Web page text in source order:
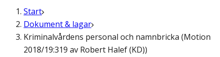
Start
Dokument & lagar
Kriminalvårdens personal och namnbricka (Motion
2018/19:319 av Robert Halef (KD))